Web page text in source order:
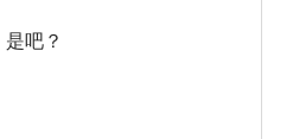
吧？